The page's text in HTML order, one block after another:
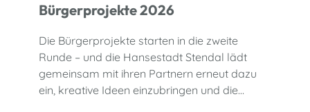
Bürgerprojekte 2026
Die Bürgerprojekte starten in die zweite
Runde – und die Hansestadt Stendal lädt
gemeinsam mit ihren Partnern erneut dazu
ein, kreative Ideen einzubringen und die…